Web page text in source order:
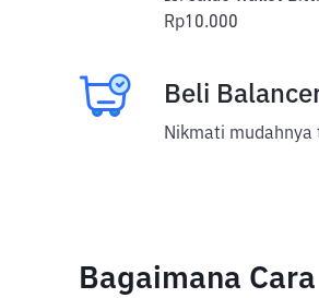
Rp10.000
Beli
Nikmati
Bagaimana